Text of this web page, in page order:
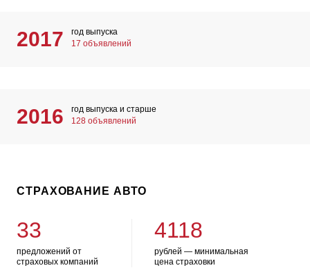
2017
год выпуска
17 объявлений
2016
год выпуска и старше
128 объявлений
СТРАХОВАНИЕ АВТО
33
предложений от
страховых компаний
4118
рублей — минимальная
цена страховки